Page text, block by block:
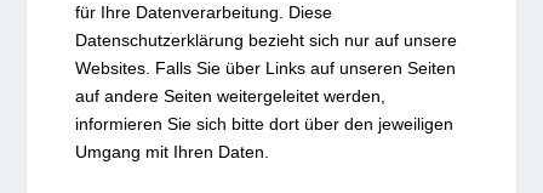
für Ihre Datenverarbeitung. Diese
Datenschutzerklärung bezieht sich nur auf unsere
Websites. Falls Sie über Links auf unseren Seiten
auf andere Seiten weitergeleitet werden,
informieren Sie sich bitte dort über den jeweiligen
Umgang mit Ihren Daten.